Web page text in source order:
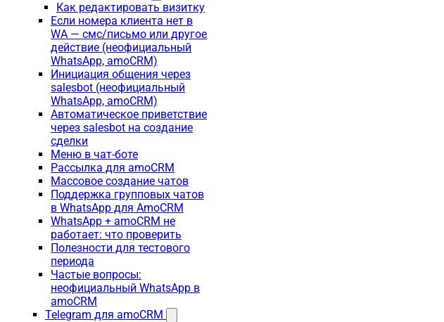
Как редактировать визитку
Если номера клиента нет в
WA — смс/письмо или другое
действие (неофициальный
WhatsApp, amoCRM)
Инициация общения через
salesbot (неофициальный
WhatsApp, amoCRM)
Автоматическое приветствие
через salesbot на создание
сделки
Меню в чат-боте
Рассылка для amoCRM
Массовое создание чатов
Поддержка групповых чатов
в WhatsApp для AmoCRM
WhatsApp + amoCRM не
работает: что проверить
Полезности для тестового
периода
Частые вопросы:
неофициальный WhatsApp в
amoCRM
Telegram для amoCRM